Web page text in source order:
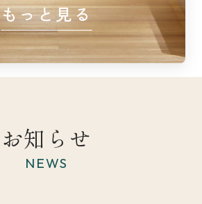
もっと見る
お知らせ
NEWS